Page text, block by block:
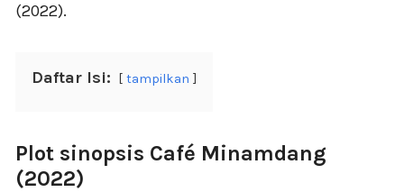
(2022).
Daftar Isi: tampilkan
Plot sinopsis Café Minamdang
(2022)